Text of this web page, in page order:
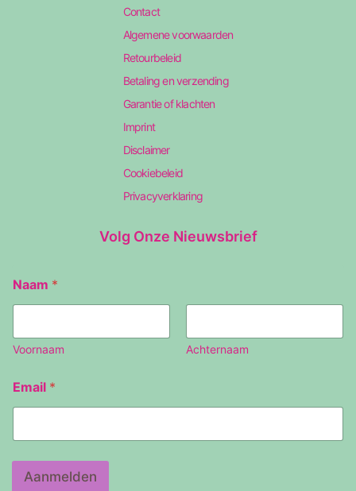
Contact
Algemene voorwaarden
Retourbeleid
Betaling en verzending
Garantie of klachten
Imprint
Disclaimer
Cookiebeleid
Privacyverklaring
Volg Onze Nieuwsbrief
m
a
l
N
a
m
Naam *
Voornaam Achternaam
Email *
Aanmelden